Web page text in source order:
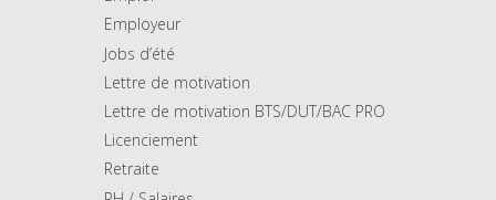
Employeur
Jobs d’été
Lettre de motivation
Lettre de motivation BTS/DUT/BAC PRO
Licenciement
Retraite